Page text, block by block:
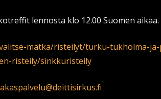
lennosta klo 12.00 Suomen aikaa.
matka/risteilyt/turku-tukholma-
risteily/sinkkuristeily